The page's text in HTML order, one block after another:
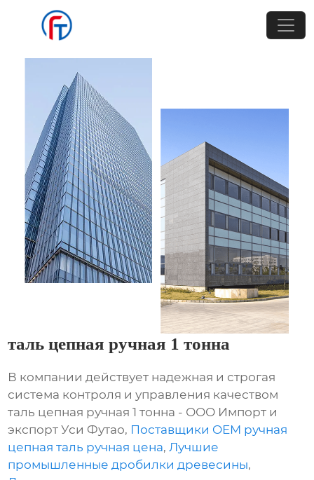
таль цепная ручная 1 тонна
В компании действует надежная и строгая
система контроля и управления качеством
таль цепная ручная 1 тонна - ООО Импорт и
экспорт Уси Футао, Поставщики OEM ручная
цепная таль ручная цена, Лучшие
промышленные дробилки древесины,